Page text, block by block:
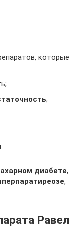
которые
;
.
диабете,
,
Равел